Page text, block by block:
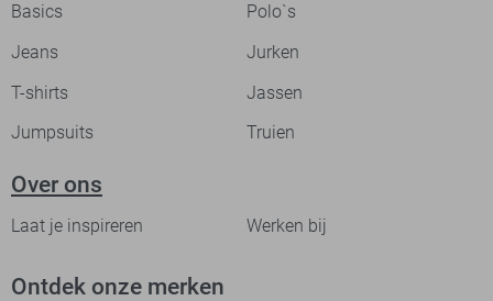
Basics
Polo`s
Jeans
Jurken
T-shirts
Jassen
Jumpsuits
Truien
Over ons
Laat je inspireren Werken bij
Ontdek onze merken